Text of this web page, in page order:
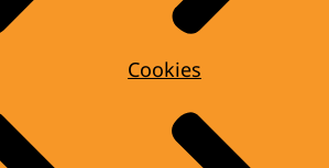
Cookies